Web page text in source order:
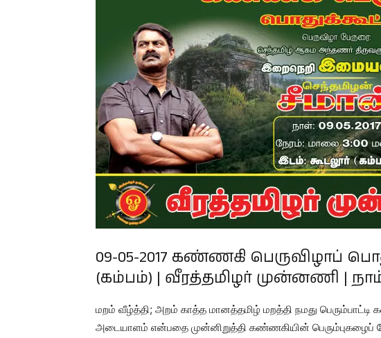
09-05-2017 கண்ணகி பெருவிழாப்
(கம்பம்) | வீரத்தமிழர் முன்னணி | நாம்
மறம் வீழ்த்தி; அறம் காத்த மானத்தமிழ் மறத்தி நமது
அடையாளம் என்பதை முன்னிறுத்தி கண்ணகியின் பெரும்புகழைப்